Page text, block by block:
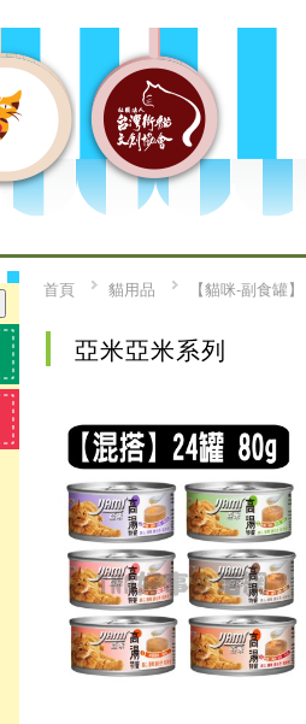
首頁 貓用品 【貓咪-副食罐】
亞米亞米系列